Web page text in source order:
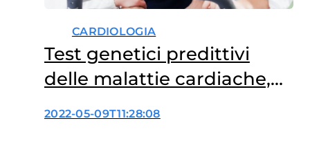
CARDIOLOGIA
Test genetici predittivi
delle malattie cardiache,
quando farli?
2022-05-09T11:28:08